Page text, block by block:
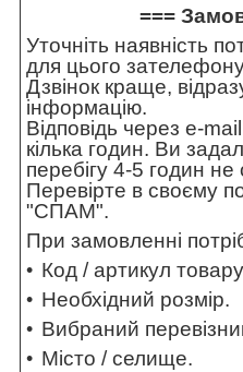
===
Уточніть наявність
для цього
Дзвінок краще,
інформацію.
Відповідь через e-
кілька годин. Ви
перебігу 4-5 годин не
Перевірте в своєму
"СПАМ".
При замовленні
Код / артикул
Необхідний розмір.
Вибраний
Місто / селище.